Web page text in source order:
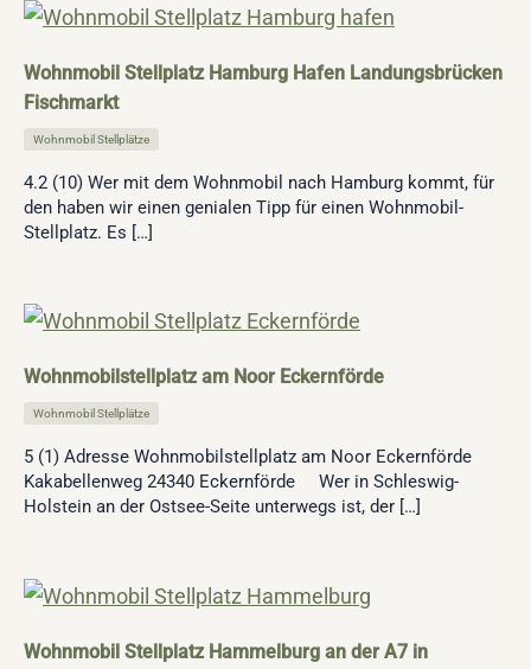
Wohnmobil Stellplatz Hamburg Hafen Landungsbrücken
Fischmarkt
Wohnmobil Stellplätze
4.2 (10) Wer mit dem Wohnmobil nach Hamburg kommt, für
den haben wir einen genialen Tipp für einen Wohnmobil-
Stellplatz. Es […]
Wohnmobilstellplatz am Noor Eckernförde
Wohnmobil Stellplätze
5 (1) Adresse Wohnmobilstellplatz am Noor Eckernförde
Kakabellenweg 24340 Eckernförde Wer in Schleswig-
Holstein an der Ostsee-Seite unterwegs ist, der […]
Wohnmobil Stellplatz Hammelburg an der A7 in